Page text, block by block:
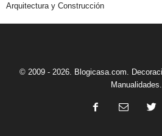
Arquitectura y Construcción
© 2009 - 2026. Blogicasa.com.
Manualidades.